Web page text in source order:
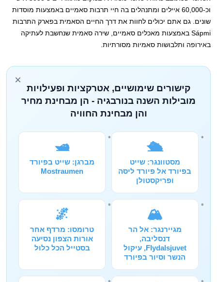
וכ-60,000 איילים ומתנהלים בה חיי תרבות סאמיים באמצעות מוסדות
שונים. גם אתם יכולים לחוות את דרך החיים הסאמית בפארק התרבות
Sápmi באמצעות מאכלים סאמיים, שירה סאמית שנחשבת לעתיקה
באירופה ותלבושות סאמיות מסורתיות.
×
קישורים שימושיים, אטרקציות ופעילויות
מובילות השנה בנורבגיה - הן מבחינת מחיר
והן מבחינת החוויה
🛳️
מסטוונגר: שייט
בפיורד אל פיורד ליסה
ופריקסטולן
🛥️
מברגן: שייט בפיורד
Mostraumen
🏔️
מגיירנגר: אל הר
דנסליבה,
Flydalsjuvet, עיקול
הנשר וסיור בפיורד
🌌
טרומסו: מרדף אחר
אורות הצפון נסיעה
בסטייל הכל כלול